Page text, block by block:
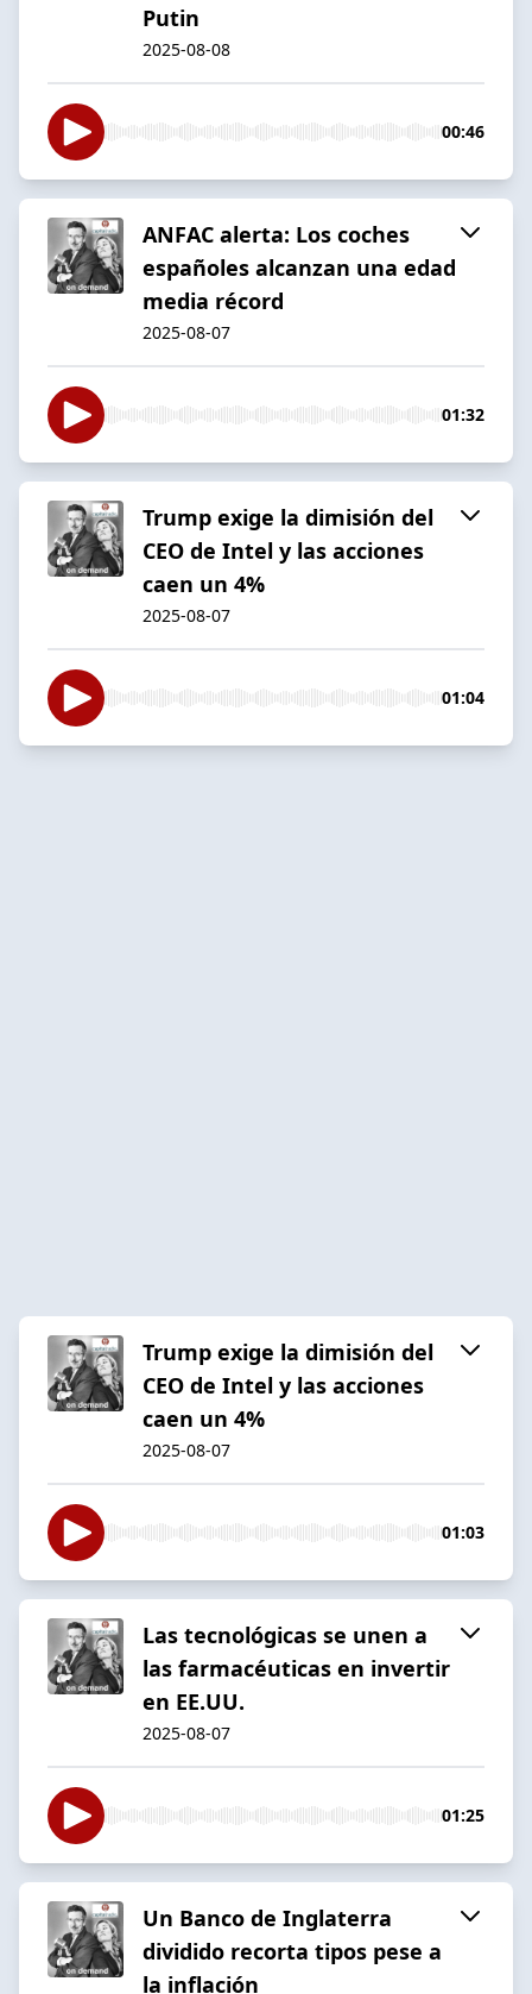
Putin
2025-08-08
00:46
ANFAC alerta: Los coches
españoles alcanzan una edad
media récord
2025-08-07
01:32
Trump exige la dimisión del
CEO de Intel y las acciones
caen un 4%
2025-08-07
01:04
Trump exige la dimisión del
CEO de Intel y las acciones
caen un 4%
2025-08-07
01:03
Las tecnológicas se unen a
las farmacéuticas en invertir
en EE.UU.
2025-08-07
01:25
Un Banco de Inglaterra
dividido recorta tipos pese a
la inflación